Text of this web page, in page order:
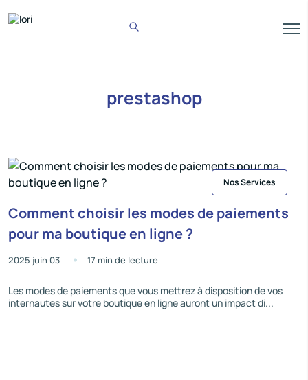
prestashop
Nos Services
Comment choisir les modes de paiements
pour ma boutique en ligne ?
2025 juin 03 17 min de lecture
Les modes de paiements que vous mettrez à disposition de vos
internautes sur votre boutique en ligne auront un impact di...